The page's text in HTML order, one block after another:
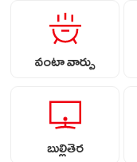
వంటా వార్పు
బుల్లితెర